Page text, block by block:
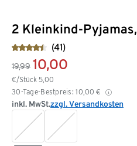
2 Kleinkind-
(41)
19,99 10,00
€/Stück 5,00
30-Tage-Bestpreis: 10,00 €
inkl. MwSt.zzgl. Versandkosten